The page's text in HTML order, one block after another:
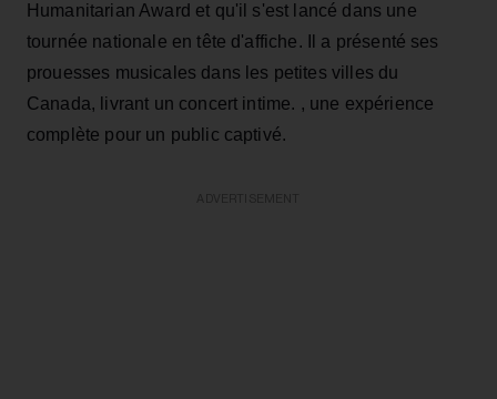
Humanitarian Award et qu'il s'est lancé dans une
tournée nationale en tête d'affiche. Il a présenté ses
prouesses musicales dans les petites villes du
Canada, livrant un concert intime. , une expérience
complète pour un public captivé.